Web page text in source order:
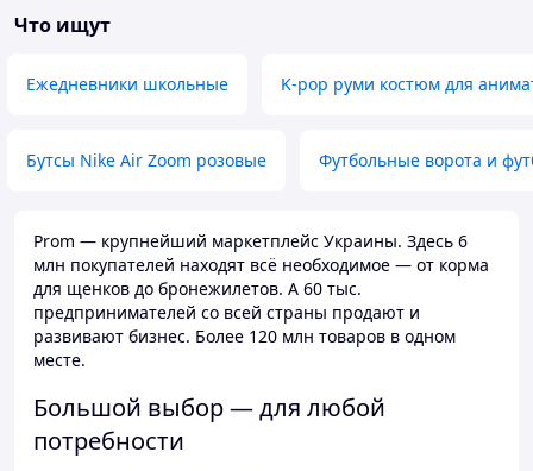
Что ищут
Ежедневники школьные K-pop руми костюм для
Бутсы Nike Air Zoom розовые Футбольные ворота и
Prom — крупнейший маркетплейс Украины. Здесь 6
млн покупателей находят всё необходимое — от корма
для щенков до бронежилетов. А 60 тыс.
предпринимателей со всей страны продают и
развивают бизнес. Более 120 млн товаров в одном
месте.
Большой выбор — для любой
потребности